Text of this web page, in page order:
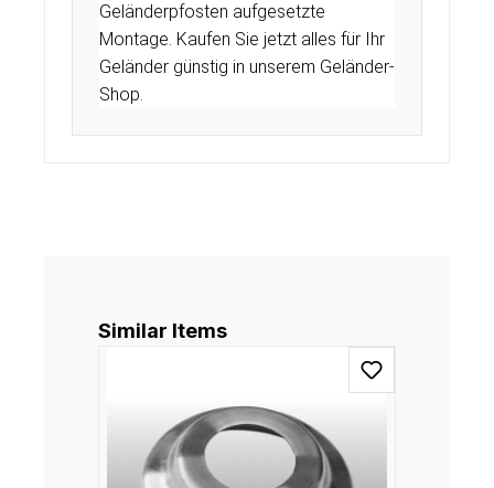
Geländerpfosten aufgesetzte
Montage. Kaufen Sie jetzt alles für Ihr
Geländer günstig in unserem Geländer-
Shop.
Produktgalerie überspringen
Similar Items